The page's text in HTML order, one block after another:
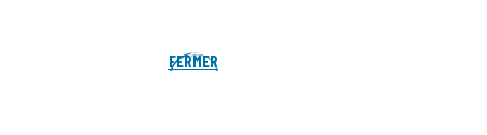
FERMER